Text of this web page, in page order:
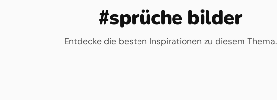
#sprüche bilder
Entdecke die besten Inspirationen zu diesem Thema.